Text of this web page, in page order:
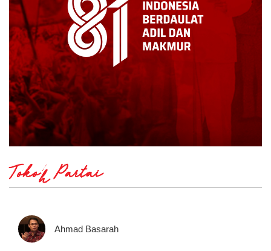
Tokoh Partai
Ahmad Basarah